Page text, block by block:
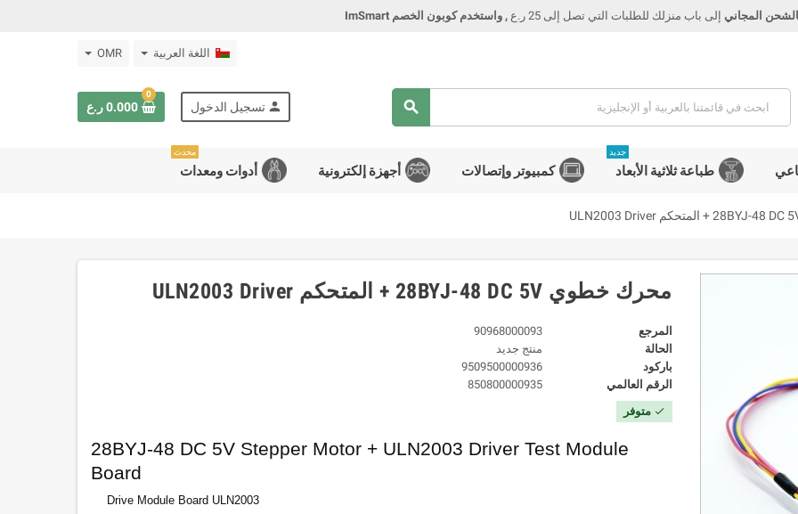
المجاني إلى باب منزلك للطلبات التي تصل إلى 25 ر.ع , واستخدم كوبون الخصم ImSmart
اللغة العربية OMR
search
person تسجيل الدخول
0
0.000 ر.ع
طباعة ثلاثية الأبعاد
جديد
كمبيوتر وإتصالات أجهزة إلكترونية أدوات ومعدات
محدث
محرك خطوي 28BYJ-48 DC 5V + المتحكم ULN2003 Driver
المرجع
90968000093
الحالة
منتج جديد
باركود
9509500000936
الرقم العالمي
850800000935
check متوفر
28BYJ-48 DC 5V Stepper Motor + ULN2003 Driver Test Module
Board
Drive Module Board ULN2003